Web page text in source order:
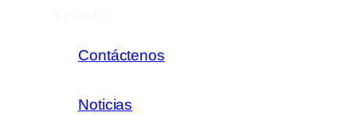
Contáctenos
Noticias